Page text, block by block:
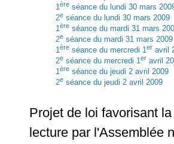
1ère séance du lundi 30 mars
2e séance du lundi 30 mars 2009
1ère séance du mardi 31 mars
2e séance du mardi 31 mars 2009
1ère séance du mercredi 1er avril
2e séance du mercredi 1er avril
1ère séance du jeudi 2 avril 2009
2e séance du jeudi 2 avril 2009
Projet de loi favorisant
lecture par l'Assemblée